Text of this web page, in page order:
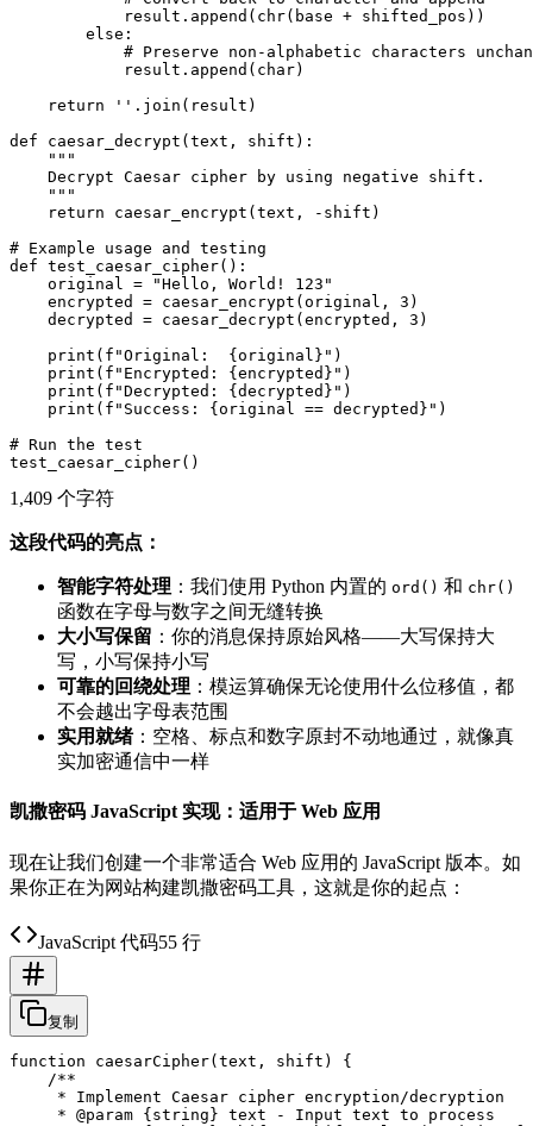
            result.append(chr(base + shifted_pos))
        else:
# Preserve non-alphabetic characters
            result.append(char)
    return ''.join(result)
def caesar_decrypt(text, shift):
    """
    Decrypt Caesar cipher by using negative shift.
    """
    return caesar_encrypt(text, -shift)
# Example usage and testing
def test_caesar_cipher():
    original = "Hello, World! 123"
    encrypted = caesar_encrypt(original, 3)
    decrypted = caesar_decrypt(encrypted, 3)
    print(f"Original:  {original}")
    print(f"Encrypted: {encrypted}")
    print(f"Decrypted: {decrypted}")
    print(f"Success: {original == decrypted}")
# Run the test
1,409 个字符
这段代码的亮点：
智能字符处理 ：我们使用 Python 内置的 ord() 和 chr()
函数在字母与数字之间无缝转换
大小写保留 ：你的消息保持原始风格——大写保持大
写，小写保持小写
可靠的回绕处理 ：模运算确保无论使用什么位移值，都
不会越出字母表范围
实用就绪：空格、标点和数字原封不动地通过，就像真
实加密通信中一样
凯撒密码 JavaScript 实现：适用于 Web 应用
现在让我们创建一个非常适合 Web 应用的 JavaScript 版本。如
果你正在为网站构建凯撒密码工具，这就是你的起点：
JavaScript 代码55 行
复制
function caesarCipher(text, shift) {
    /**
     * Implement Caesar cipher encryption/decryption
     * @param {string} text - Input text to process